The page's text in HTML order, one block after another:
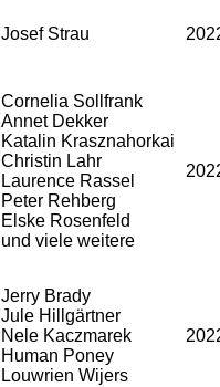
Josef Strau
Cornelia Sollfrank
Annet Dekker
Katalin Krasznahorkai
Christin Lahr
Laurence Rassel
Peter Rehberg
Elske Rosenfeld
und viele weitere
Jerry Brady
Jule Hillgärtner
Nele Kaczmarek
Human Poney
Louwrien Wijers